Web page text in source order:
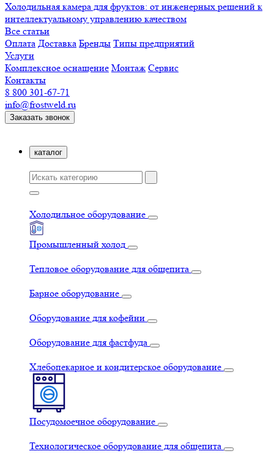
Холодильная камера для фруктов: от инженерных решений к
интеллектуальному управлению качеством
Все статьи
Оплата Доставка Бренды Типы предприятий
Услуги
Комплексное оснащение Монтаж Сервис
Контакты
8 800 301-67-71
info@frostweld.ru
Заказать звонок
каталог
Холодильное оборудование
Промышленный холод
Тепловое оборудование для общепита
Барное оборудование
Оборудование для кофейни
Оборудование для фастфуда
Хлебопекарное и кондитерское оборудование
Посудомоечное оборудование
Технологическое оборудование для общепита